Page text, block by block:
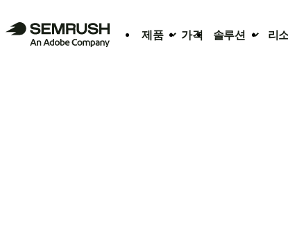
제품 가격 솔루션 리